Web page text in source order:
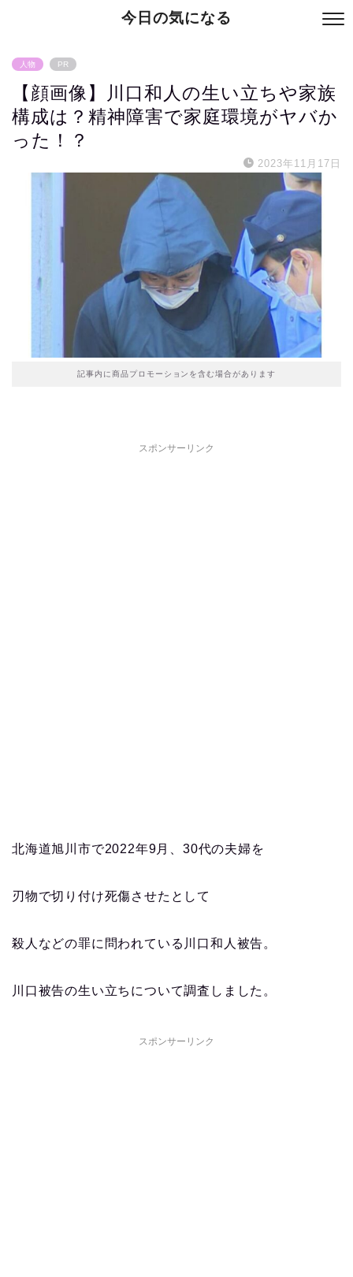
今日の気になる
人物 PR
【顔画像】川口和人の生い立ちや家族
構成は？精神障害で家庭環境がヤバか
った！？
2023年11月17日
記事内に商品プロモーションを含む場合があります
スポンサーリンク
北海道旭川市で2022年9月、30代の夫婦を
刃物で切り付け死傷させたとして
殺人などの罪に問われている川口和人被告。
川口被告の生い立ちについて調査しました。
スポンサーリンク